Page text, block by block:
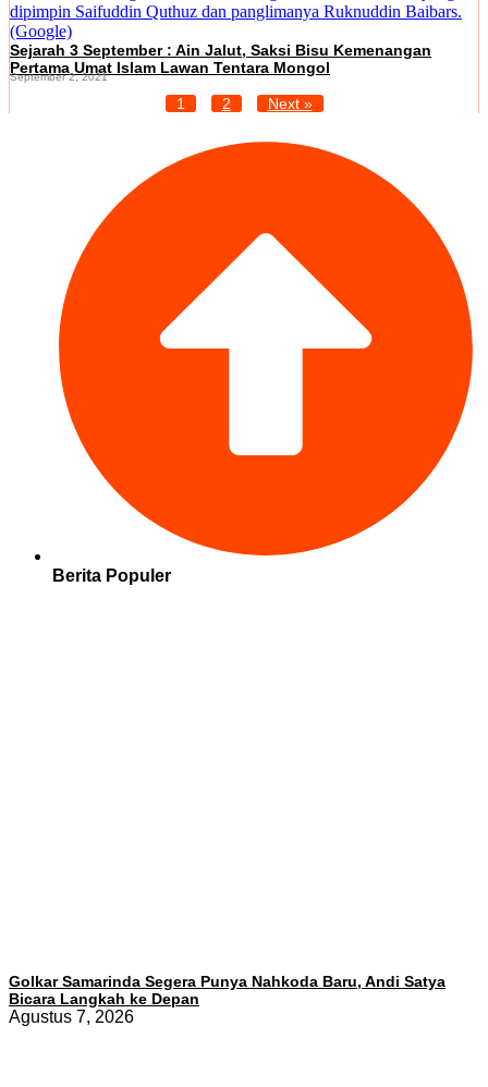
Sejarah 3 September : Ain Jalut, Saksi Bisu Kemenangan
Pertama Umat Islam Lawan Tentara Mongol
September 2, 2021
1 2 Next »
Berita Populer
Golkar Samarinda Segera Punya Nahkoda Baru, Andi Satya
Bicara Langkah ke Depan
Agustus 7, 2026